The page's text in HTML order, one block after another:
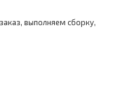
выполняем сборку,